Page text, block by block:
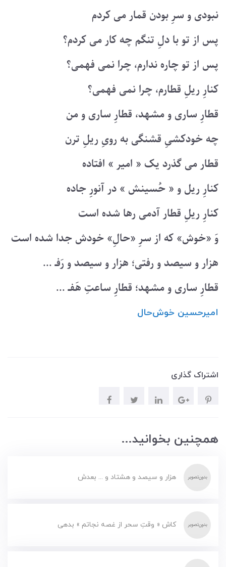
نبودی و سرِ بودن قمار می کردم
پس از تو با دلِ تنگم چه کار می کردم؟
پس از تو چاره ندارم، چرا نمی فهمی؟
کنارِ ریلِ قطارم، چرا نمی فهمی؟
قطارِ ساری و مشهد، قطارِ ساری و من
چه خودکشیِ قشنگی به رویِ ریلِ ترن
قطار می گذرد یک « امیر » افتاده
کنارِ ریل و « حُسینش » در آنورِ جاده
کنارِ ریلِ قطار آدمی رها شده است
وَ «خوش» که از سرِ «حالِ» خودش جدا شده است
هزار و سیصد و رفتی؛ هزار و سیصد و رَفـ ...
قطارِ ساری و مشهد؛ قطارِ ساعتِ هَفـ ...
امیرحسین ‌خوش‌حال
اشتراک گذاری
همچنین بخوانید...
هزار و سیصد و هشتاد و ... بعدش
کاش « وقتِ سحر از غصه نجاتم » بدهی